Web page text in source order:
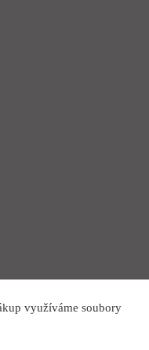
využíváme soubory